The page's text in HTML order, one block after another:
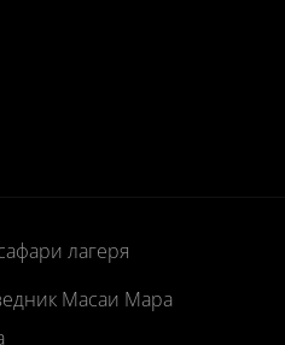
лагеря
Масаи Мара